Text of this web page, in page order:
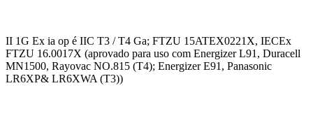
II 1G Ex ia op é IIC T3 / T4 Ga; FTZU 15ATEX0221X, IECEx
FTZU 16.0017X (aprovado para uso com Energizer L91, Duracell
MN1500, Rayovac NO.815 (T4); Energizer E91, Panasonic
LR6XP& LR6XWA (T3))